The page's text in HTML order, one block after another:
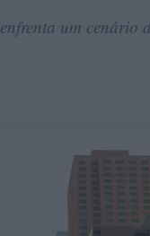
um cenário